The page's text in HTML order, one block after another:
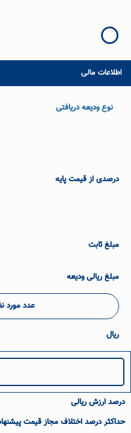
اطلاعات مالی
نوع ودیعه دریافتی
درصدی از قیمت پایه
مبلغ ثابت
مبلغ ریالی ودیعه
عدد مورد
ریال
درصد ارزش ریالی
حداکثر درصد اختلاف مجاز قیمت